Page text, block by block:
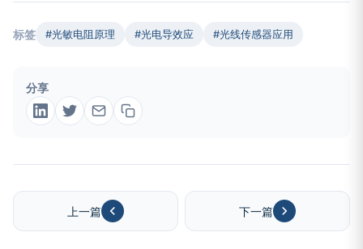
标签 #光敏电阻原理 #光电导效应 #光线传感器应用
分享
上一篇 下一篇